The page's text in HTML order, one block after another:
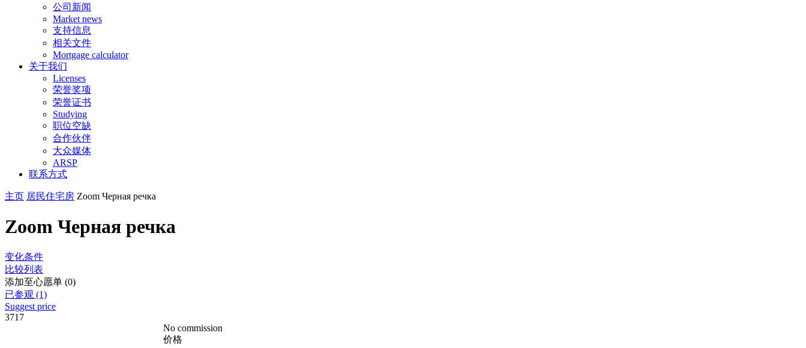
公司新闻
Market news
支持信息
相关文件
Mortgage calculator
关于我们
Licenses
荣誉奖项
荣誉证书
Studying
职位空缺
合作伙伴
大众媒体
ARSP
联系方式
主页 居民住宅房 Zoom Черная речка
Zoom Черная речка
变化条件
比较列表
添加至心愿单 (0)
已参观 (1)
Suggest price
3717
No commission
价格